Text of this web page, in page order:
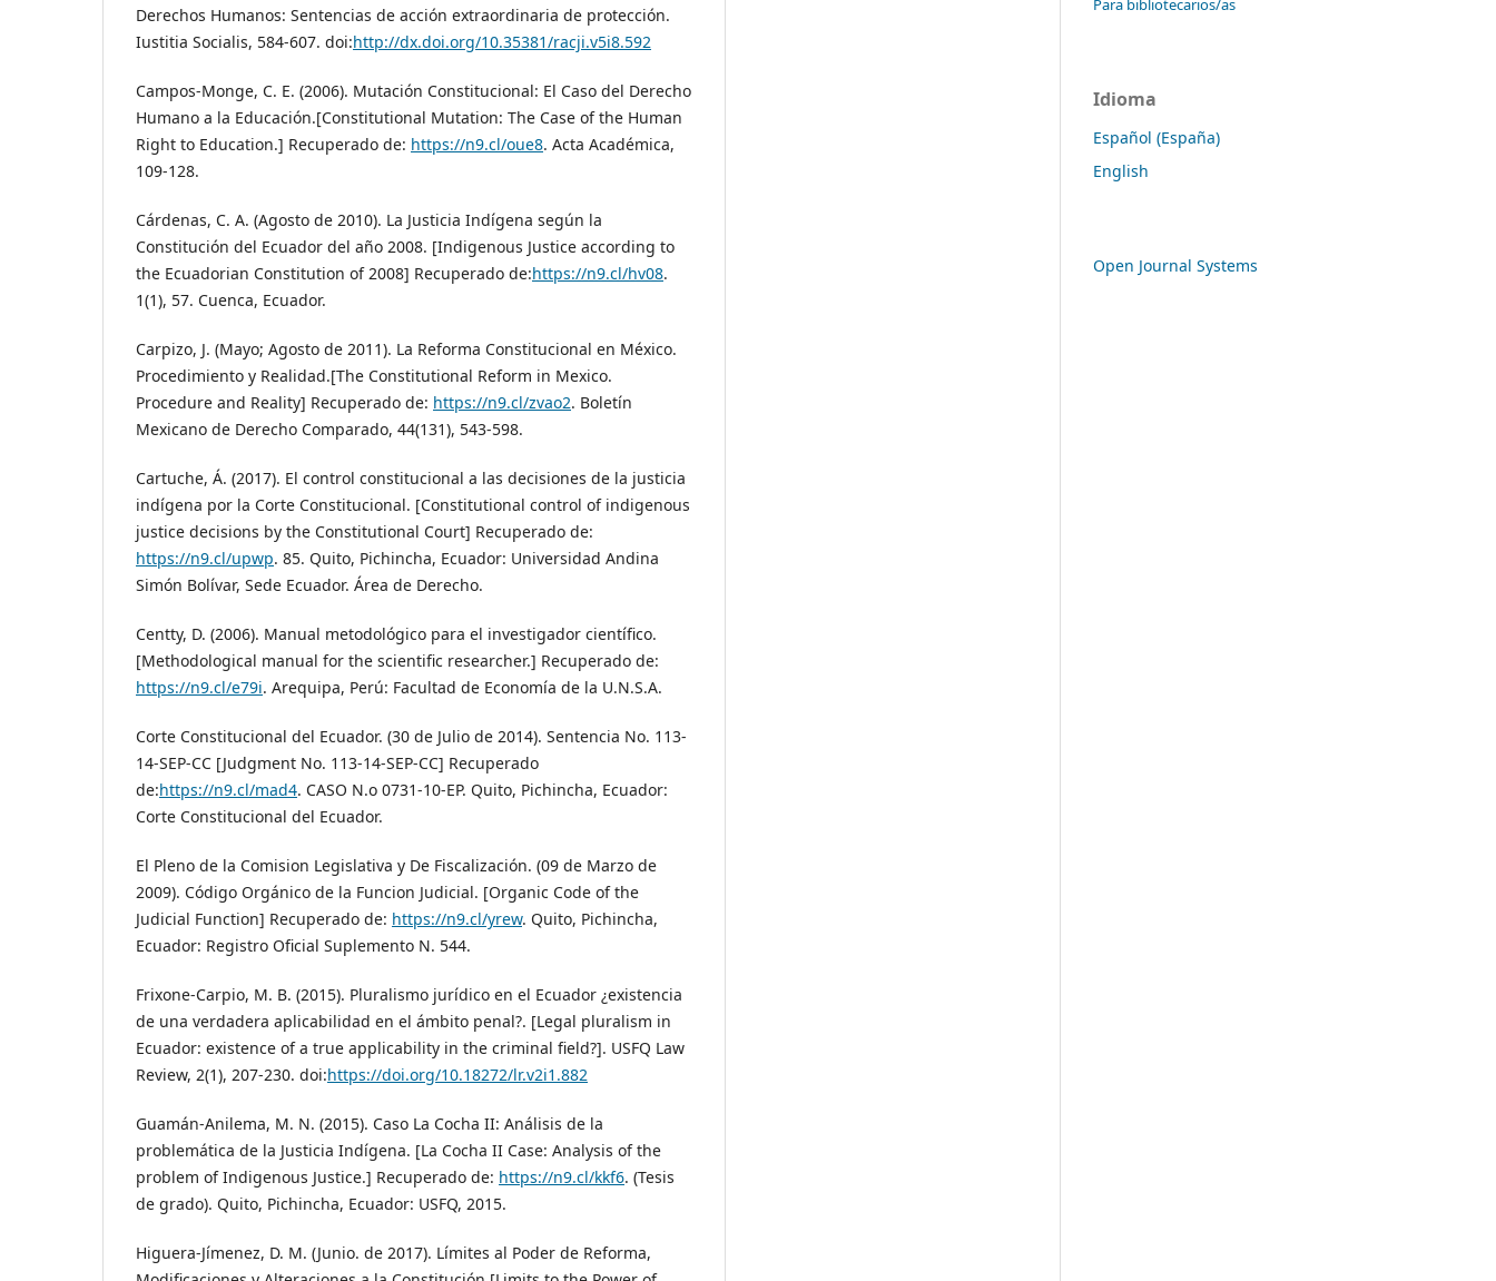
Derechos Humanos: Sentencias de acción extraordinaria de protección.
Iustitia Socialis, 584-607. doi:http://dx.doi.org/10.35381/racji.v5i8.592
Campos-Monge, C. E. (2006). Mutación Constitucional: El Caso del Derecho
Humano a la Educación.[Constitutional Mutation: The Case of the Human
Right to Education.] Recuperado de: https://n9.cl/oue8. Acta Académica,
109-128.
Cárdenas, C. A. (Agosto de 2010). La Justicia Indígena según la
Constitución del Ecuador del año 2008. [Indigenous Justice according to
the Ecuadorian Constitution of 2008] Recuperado de:https://n9.cl/hv08.
1(1), 57. Cuenca, Ecuador.
Carpizo, J. (Mayo; Agosto de 2011). La Reforma Constitucional en México.
Procedimiento y Realidad.[The Constitutional Reform in Mexico.
Procedure and Reality] Recuperado de: https://n9.cl/zvao2. Boletín
Mexicano de Derecho Comparado, 44(131), 543-598.
Cartuche, Á. (2017). El control constitucional a las decisiones de la justicia
indígena por la Corte Constitucional. [Constitutional control of indigenous
justice decisions by the Constitutional Court] Recuperado de:
https://n9.cl/upwp. 85. Quito, Pichincha, Ecuador: Universidad Andina
Simón Bolívar, Sede Ecuador. Área de Derecho.
Centty, D. (2006). Manual metodológico para el investigador científico.
[Methodological manual for the scientific researcher.] Recuperado de:
https://n9.cl/e79i. Arequipa, Perú: Facultad de Economía de la U.N.S.A.
Corte Constitucional del Ecuador. (30 de Julio de 2014). Sentencia No. 113-
14-SEP-CC [Judgment No. 113-14-SEP-CC] Recuperado
de:https://n9.cl/mad4. CASO N.o 0731-10-EP. Quito, Pichincha, Ecuador:
Corte Constitucional del Ecuador.
El Pleno de la Comision Legislativa y De Fiscalización. (09 de Marzo de
2009). Código Orgánico de la Funcion Judicial. [Organic Code of the
Judicial Function] Recuperado de: https://n9.cl/yrew. Quito, Pichincha,
Ecuador: Registro Oficial Suplemento N. 544.
Frixone-Carpio, M. B. (2015). Pluralismo jurídico en el Ecuador ¿existencia
de una verdadera aplicabilidad en el ámbito penal?. [Legal pluralism in
Ecuador: existence of a true applicability in the criminal field?]. USFQ Law
Review, 2(1), 207-230. doi:https://doi.org/10.18272/lr.v2i1.882
Guamán-Anilema, M. N. (2015). Caso La Cocha II: Análisis de la
problemática de la Justicia Indígena. [La Cocha II Case: Analysis of the
problem of Indigenous Justice.] Recuperado de: https://n9.cl/kkf6. (Tesis
de grado). Quito, Pichincha, Ecuador: USFQ, 2015.
Higuera-Jímenez, D. M. (Junio. de 2017). Límites al Poder de Reforma,
Para bibliotecarios/as
Idioma
Español (España)
English
Open Journal Systems